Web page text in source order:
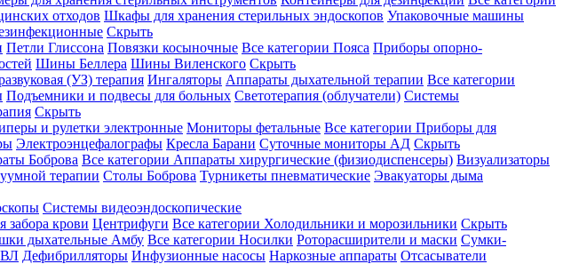
отходов Шкафы для хранения стерильных эндоскопов Упаковочные машины
Скрыть
Петли Глиссона Повязки косыночные Все категории Пояса Приборы опорно-
Шины Беллера Шины Виленского Скрыть
(УЗ) терапия Ингаляторы Аппараты дыхательной терапии Все категории
Подъемники и подвесы для больных Светотерапия (облучатели) Системы
Скрыть
и рулетки электронные Мониторы фетальные Все категории Приборы для
Электроэнцефалографы Кресла Барани Суточные мониторы АД Скрыть
Боброва Все категории Аппараты хирургические (физиодиспенсеры) Визуализаторы
терапии Столы Боброва Турникеты пневматические Эвакуаторы дыма
Системы видеоэндоскопические
забора крови Центрифуги Все категории Холодильники и морозильники Скрыть
дыхательные Амбу Все категории Носилки Роторасширители и маски Сумки-
Дефибрилляторы Инфузионные насосы Наркозные аппараты Отсасыватели